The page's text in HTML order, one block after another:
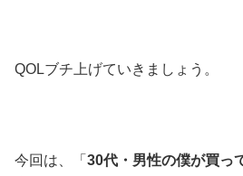
QOLブチ上げていきましょう。
今回は、「 30代・男性の僕が買っ